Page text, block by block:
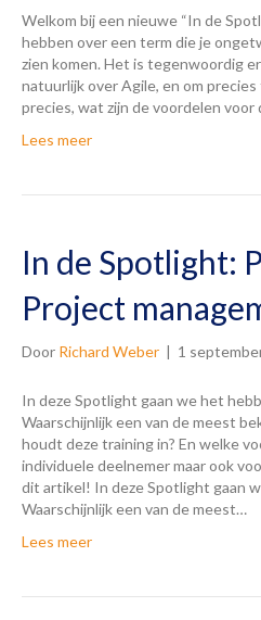
Welkom bij een nieuwe “In de
hebben over een term die je
zien komen. Het is tegenwoordig
natuurlijk over Agile, en om
precies, wat zijn de voordelen voor
Lees meer
In de Spotlight:
Project
Door Richard Weber | 1
In deze Spotlight gaan we het
Waarschijnlijk een van de meest
houdt deze training in? En welke
individuele deelnemer maar ook
dit artikel! In deze Spotlight gaan
Waarschijnlijk een van de meest…
Lees meer